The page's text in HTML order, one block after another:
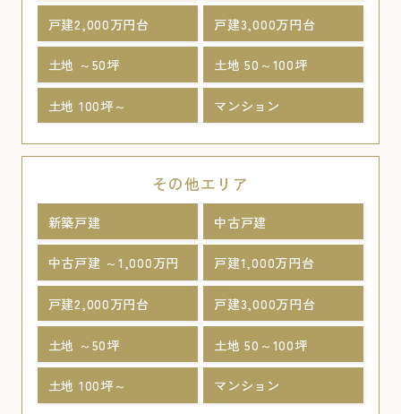
戸建2,000万円台 戸建3,000万円台
土地 ～50坪 土地 50～100坪
土地 100坪～ マンション
その他エリア
新築戸建 中古戸建
中古戸建 ～1,000万円 戸建1,000万円台
戸建2,000万円台 戸建3,000万円台
土地 ～50坪 土地 50～100坪
土地 100坪～ マンション